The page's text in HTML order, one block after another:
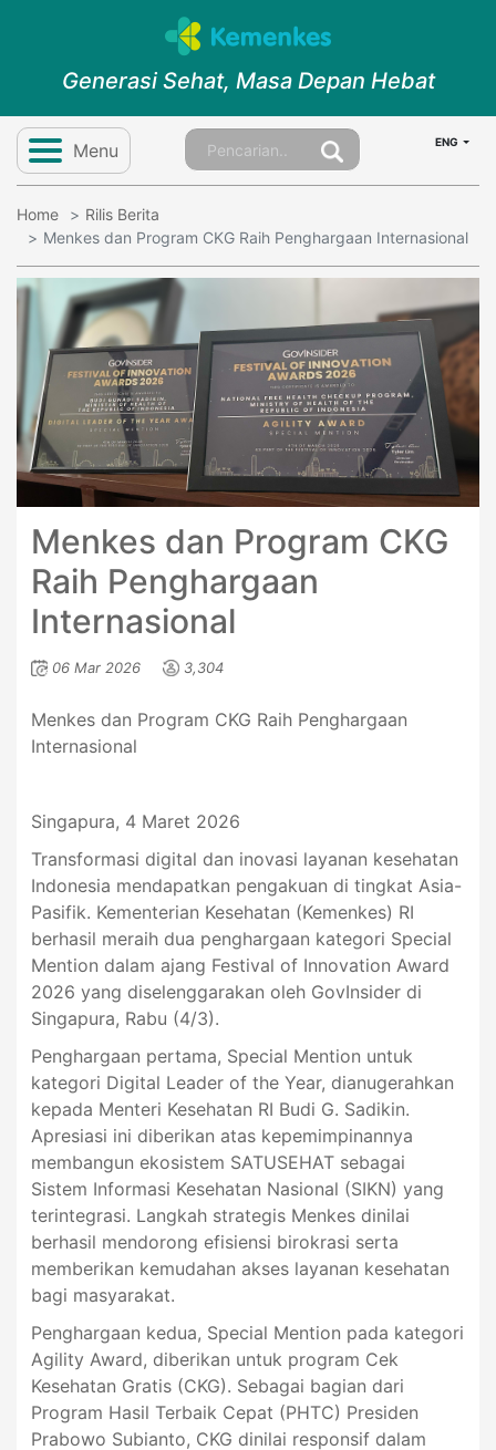
Generasi Sehat, Masa Depan Hebat
Menu ENG
Home
Rilis Berita
Menkes dan Program CKG Raih Penghargaan Internasional
Menkes dan Program CKG
Raih Penghargaan
Internasional
06 Mar 2026 3,304
Menkes dan Program CKG Raih Penghargaan
Internasional
Singapura, 4 Maret 2026
Transformasi digital dan inovasi layanan kesehatan
Indonesia mendapatkan pengakuan di tingkat Asia-
Pasifik. Kementerian Kesehatan (Kemenkes) RI
berhasil meraih dua penghargaan kategori Special
Mention dalam ajang Festival of Innovation Award
2026 yang diselenggarakan oleh GovInsider di
Singapura, Rabu (4/3).
Penghargaan pertama, Special Mention untuk
kategori Digital Leader of the Year, dianugerahkan
kepada Menteri Kesehatan RI Budi G. Sadikin.
Apresiasi ini diberikan atas kepemimpinannya
membangun ekosistem SATUSEHAT sebagai
Sistem Informasi Kesehatan Nasional (SIKN) yang
terintegrasi. Langkah strategis Menkes dinilai
berhasil mendorong efisiensi birokrasi serta
memberikan kemudahan akses layanan kesehatan
bagi masyarakat.
Penghargaan kedua, Special Mention pada kategori
Agility Award, diberikan untuk program Cek
Kesehatan Gratis (CKG). Sebagai bagian dari
Program Hasil Terbaik Cepat (PHTC) Presiden
Prabowo Subianto, CKG dinilai responsif dalam